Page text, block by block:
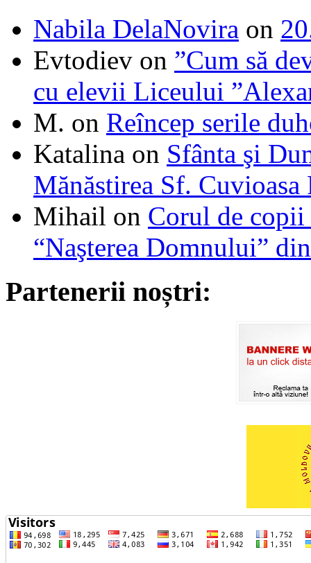
Nabila DelaNovira on
Evtodiev on ”Cum să
cu elevii Liceului
M. on Reîncep serile
Katalina on Sfânta şi
Mănăstirea Sf. Cuvioasa
Mihail on Corul de
“Naşterea Domnului”
Partenerii noștri: